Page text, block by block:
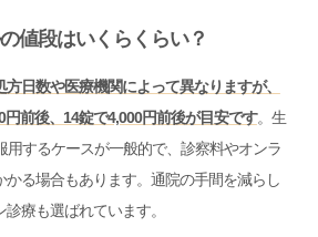
値段はいくらくらい？
日数や医療機関によって異なりますが、
円前後、14錠で4,000円前後が目安です。生
用するケースが一般的で、診察料やオンラ
かる場合もあります。通院の手間を減らし
療も選ばれています。